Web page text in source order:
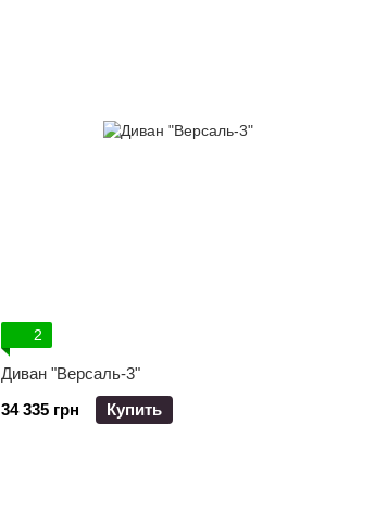
2
Диван "Версаль-3"
34 335 грн
Купить